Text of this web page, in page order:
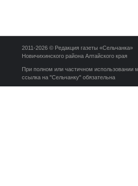
2011-2026 © Редакция газеты «Сельчанка»
Новичихинского района Алтайского края
При полном или частичном использовании
ссылка на "Сельчанку" обязательна